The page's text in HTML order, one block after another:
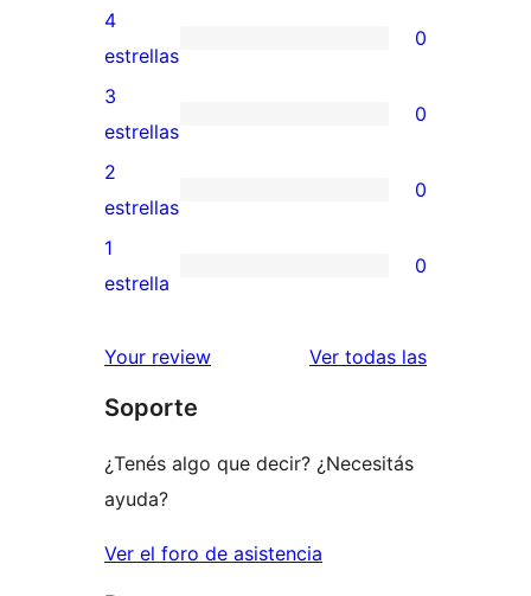
valoración
de
5
estrellas
0
valoraciones
de
4
estrellas
4
estrellas
0
0
valoraciones
de
3
estrellas
3
estrellas
0
0
valoraciones
de
estrellas
2
estrellas
0
0
de
estrellas
1
estrella
0
Your review Ver todas lasreseñas
Soporte
¿Tenés algo que decir? ¿Necesitás
ayuda?
Ver el foro de asistencia